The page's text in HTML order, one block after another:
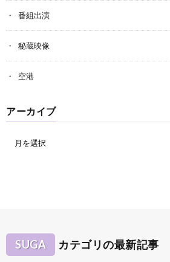
番組出演
秘蔵映像
空港
アーカイブ
SUGA カテゴリの最新記事